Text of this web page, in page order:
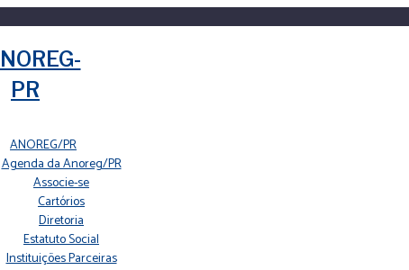
ANOREG/PR
Agenda da Anoreg/PR
Associe-se
Cartórios
Diretoria
Estatuto Social
Instituições Parceiras